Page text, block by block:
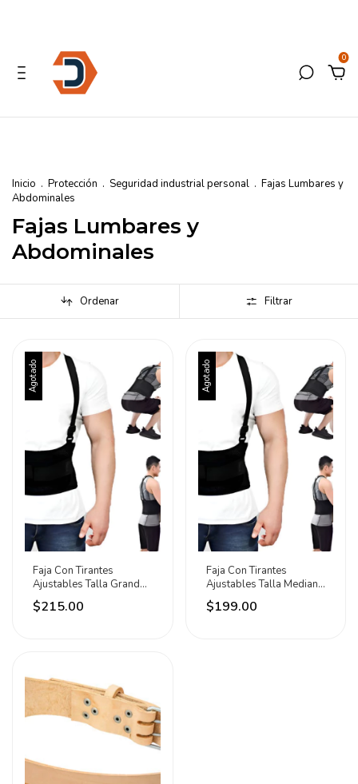
0
Inicio . Protección . Seguridad industrial personal . Fajas Lumbares y
Abdominales
Fajas Lumbares y
Abdominales
Ordenar Filtrar
Agotado
Faja Con Tirantes
Ajustables Talla Grande
Uso Rudo Adir Grande
$215.00
Agotado
Faja Con Tirantes
Ajustables Talla Mediana
Uso Rudo Adir M
$199.00